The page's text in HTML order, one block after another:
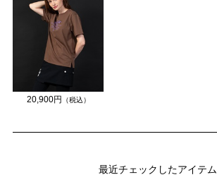
20,900円 （税込）
最近チェックしたアイテム